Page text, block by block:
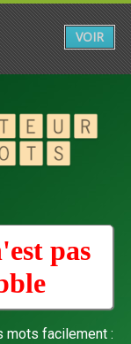
pas
mots facilement :
VOIR